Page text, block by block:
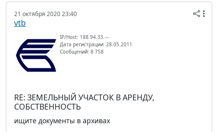
21 октября 2020 23:40
vtb
IP/Host: 188.94.33.---
Дата регистрации: 28.05.2011
Сообщений: 8 758
RE: ЗЕМЕЛЬНЫЙ УЧАСТОК В АРЕНДУ,
СОБСТВЕННОСТЬ
ищите документы в архивах